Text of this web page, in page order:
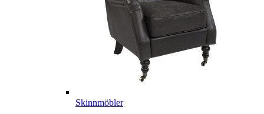
Skinnmöbler